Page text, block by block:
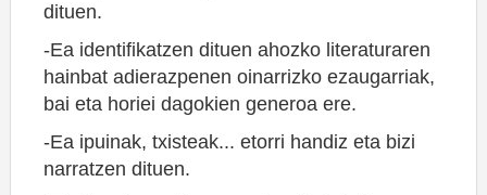
dituen.
-Ea identifikatzen dituen ahozko literaturaren
hainbat adierazpenen oinarrizko ezaugarriak,
bai eta horiei dagokien generoa ere.
-Ea ipuinak, txisteak... etorri handiz eta bizi
narratzen dituen.